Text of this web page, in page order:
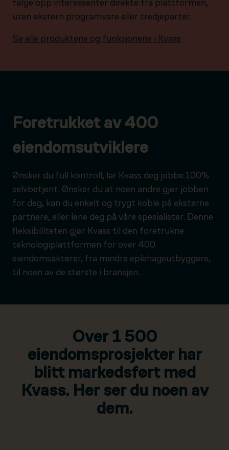
følge opp interessenter direkte fra plattformen,
uten ekstern programvare eller tredjeparter.
Se alle produktene og funksjonene i Kvass
Foretrukket av 400
eiendomsutviklere
Ønsker du full kontroll, lar Kvass deg jobbe 100%
selvbetjent. Ønsker du at noen andre gjør jobben
for deg, kan du enkelt og trygt koble på eksterne
partnere, eller lene deg på våre spesialister. Denne
fleksibiliteten gjør Kvass til den foretrukne
teknologiplattformen for over 400
eiendomsaktører, fra mindre eplehageutbyggere,
til noen av de største i bransjen.
Over 1 500
eiendomsprosjekter har
blitt markedsført med
Kvass. Her ser du noen av
dem.